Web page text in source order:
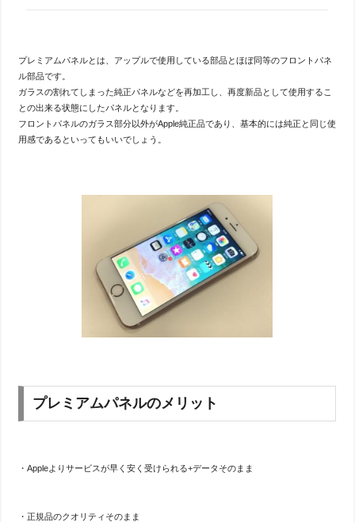
プレミアムパネルとは、アップルで使用している部品とほぼ同等のフロントパネ
ル部品です。
ガラスの割れてしまった純正パネルなどを再加工し、再度新品として使用するこ
との出来る状態にしたパネルとなります。
フロントパネルのガラス部分以外がApple純正品であり、基本的には純正と同じ使
用感であるといってもいいでしょう。
プレミアムパネルのメリット
・Appleよりサービスが早く安く受けられる+データそのまま
・正規品のクオリティそのまま